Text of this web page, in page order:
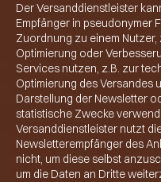
Der Versanddienstleister
Empfänger in pseudonymer
Zuordnung zu einem Nutzer,
Optimierung oder
Services nutzen, z.B. zur
Optimierung des Versandes
Darstellung der Newsletter
statistische Zwecke
Versanddienstleister nutzt
Newsletterempfänger des
nicht, um diese selbst
um die Daten an Dritte